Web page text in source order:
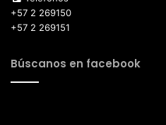
+57 2 269150
+57 2 269151
Búscanos en facebook